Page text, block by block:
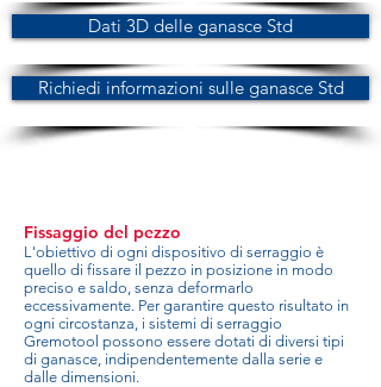
Dati 3D delle ganasce Std
Richiedi informazioni sulle ganasce Std
Fissaggio del pezzo
L'obiettivo di ogni dispositivo di serraggio è
quello di fissare il pezzo in posizione in modo
preciso e saldo, senza deformarlo
eccessivamente. Per garantire questo risultato in
ogni circostanza, i sistemi di serraggio
Gremotool possono essere dotati di diversi tipi
di ganasce, indipendentemente dalla serie e
dalle dimensioni.